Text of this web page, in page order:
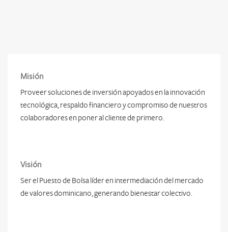
Misión
Proveer soluciones de inversión apoyados en la innovación
tecnológica, respaldo financiero y compromiso de nuestros
colaboradores en poner al cliente de primero.
Visión
Ser el Puesto de Bolsa líder en intermediación del mercado
de valores dominicano, generando bienestar colectivo.